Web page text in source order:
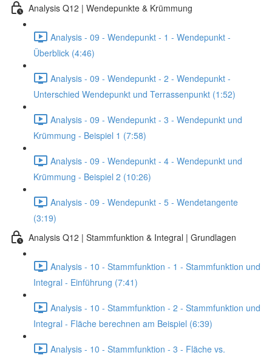
Analysis Q12 | Wendepunkte & Krümmung
Analysis - 09 - Wendepunkt - 1 - Wendepunkt -
Überblick (4:46)
Analysis - 09 - Wendepunkt - 2 - Wendepunkt -
Unterschied Wendepunkt und Terrassenpunkt (1:52)
Analysis - 09 - Wendepunkt - 3 - Wendepunkt und
Krümmung - Beispiel 1 (7:58)
Analysis - 09 - Wendepunkt - 4 - Wendepunkt und
Krümmung - Beispiel 2 (10:26)
Analysis - 09 - Wendepunkt - 5 - Wendetangente
(3:19)
Analysis Q12 | Stammfunktion & Integral | Grundlagen
Analysis - 10 - Stammfunktion - 1 - Stammfunktion und
Integral - Einführung (7:41)
Analysis - 10 - Stammfunktion - 2 - Stammfunktion und
Integral - Fläche berechnen am Beispiel (6:39)
Analysis - 10 - Stammfunktion - 3 - Fläche vs.